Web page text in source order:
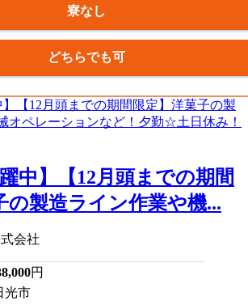
寮なし
どちらでも可
躍中】【12月頭までの期間
の製造ライン作業や機...
会社
円
光市